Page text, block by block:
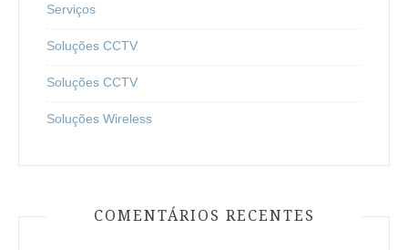
Serviços
Soluções CCTV
Soluções CCTV
Soluções Wireless
COMENTÁRIOS RECENTES